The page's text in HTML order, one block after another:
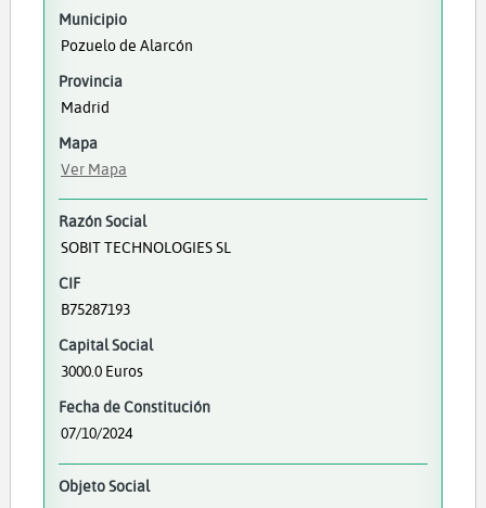
Municipio
Pozuelo de Alarcón
Provincia
Madrid
Mapa
Ver Mapa
Razón Social
SOBIT TECHNOLOGIES SL
CIF
B75287193
Capital Social
3000.0 Euros
Fecha de Constitución
07/10/2024
Objeto Social